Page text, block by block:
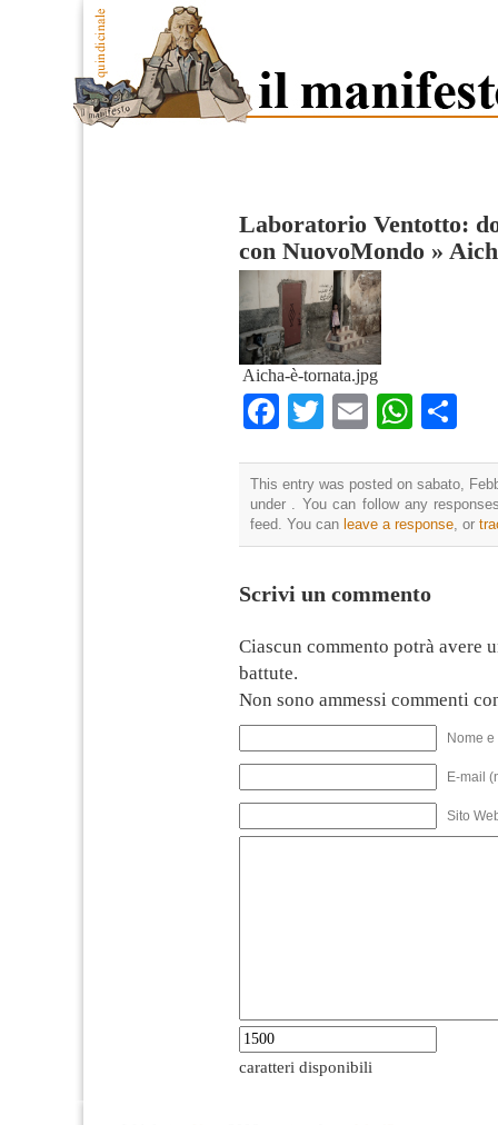
Laboratorio Ventotto:
con NuovoMondo »
Aicha-è-tornata.jpg
Facebook
TwitterEmail
This entry was posted on sabato,
under . You can follow any
feed. You can leave a response, or
Scrivi un commento
Ciascun commento potrà avere
battute.
Non sono ammessi commenti
Nome
E-mail
Sito
caratteri disponibili